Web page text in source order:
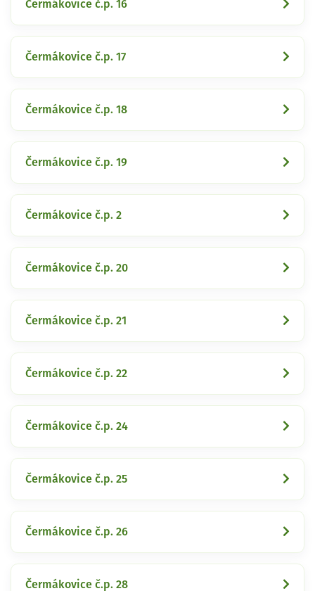
Čermákovice č.p. 16
Čermákovice č.p. 17
Čermákovice č.p. 18
Čermákovice č.p. 19
Čermákovice č.p. 2
Čermákovice č.p. 20
Čermákovice č.p. 21
Čermákovice č.p. 22
Čermákovice č.p. 24
Čermákovice č.p. 25
Čermákovice č.p. 26
Čermákovice č.p. 28